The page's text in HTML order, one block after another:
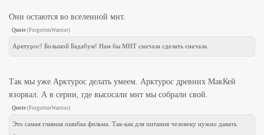
Они остаются во вселенной мнт.
Quote (ForgottenWarrior)
Арктурос! Большой Бадабум! Нам бы МНТ сначала сделать сначала.
Так мы уже Арктурос делать умеем. Арктурос древних МакКей
взорвал. А в серии, где высосали мнт мы собрали свой.
Quote (ForgottenWarrior)
Это самая главная ошибка фильма. Так-как для питания человеку нужно давать